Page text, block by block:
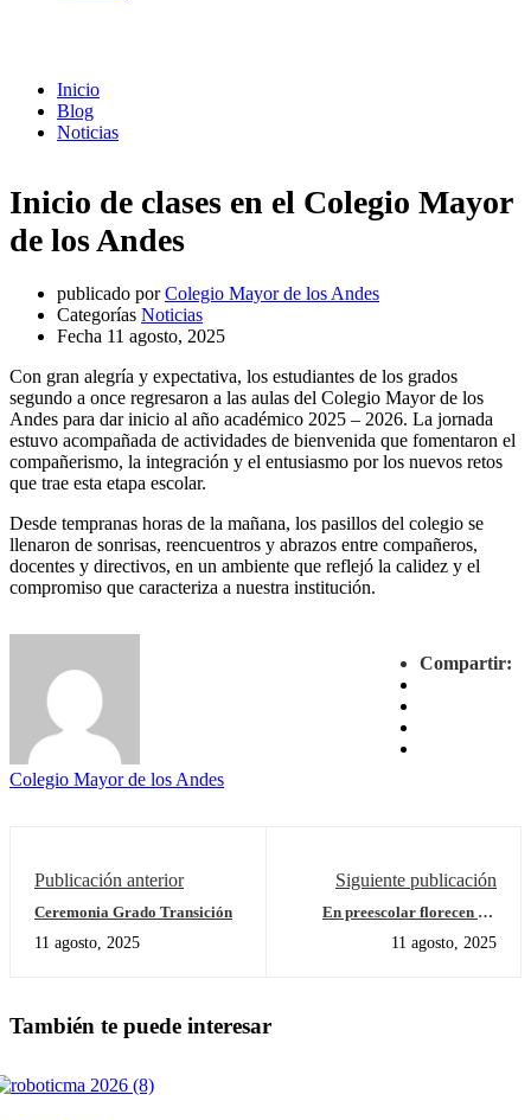
Inicio
Blog
Noticias
Inicio de clases en el Colegio Mayor
de los Andes
publicado por Colegio Mayor de los Andes
Categorías Noticias
Fecha 11 agosto, 2025
Con gran alegría y expectativa, los estudiantes de los grados
segundo a once regresaron a las aulas del Colegio Mayor de los
Andes para dar inicio al año académico 2025 – 2026. La jornada
estuvo acompañada de actividades de bienvenida que fomentaron el
compañerismo, la integración y el entusiasmo por los nuevos retos
que trae esta etapa escolar.
Desde tempranas horas de la mañana, los pasillos del colegio se
llenaron de sonrisas, reencuentros y abrazos entre compañeros,
docentes y directivos, en un ambiente que reflejó la calidez y el
compromiso que caracteriza a nuestra institución.
Compartir:
Colegio Mayor de los Andes
Publicación anterior
Ceremonia Grado Transición
11 agosto, 2025
Siguiente publicación
En preescolar florecen los
11 agosto, 2025
También te puede interesar